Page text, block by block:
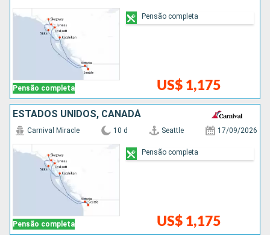
Pensão completa US$ 1,175
Pensão completa
ESTADOS UNIDOS, CANADÁ
Pensão completa
Carnival Miracle 10 d Seattle 17/09/2026
US$ 1,175
Pensão completa